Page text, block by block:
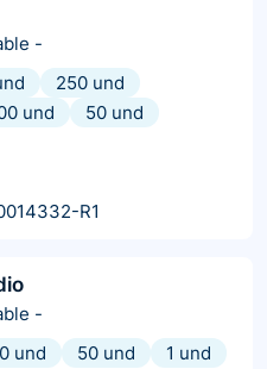
-
250 und
und
50 und
R1
-
und 50 und
1 und